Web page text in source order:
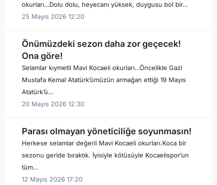
okurları…Dolu dolu, heyecanı yüksek, duygusu bol bir…
25 Mayıs 2026 12:20
Önümüzdeki sezon daha zor geçecek!
Ona göre!
Selamlar kıymetli Mavi Kocaeli okurları…Öncelikle Gazi
Mustafa Kemal Atatürk’ümüzün armağan ettiği 19 Mayıs
Atatürk’ü…
20 Mayıs 2026 12:30
Parası olmayan yöneticiliğe soyunmasın!
Herkese selamlar değerli Mavi Kocaeli okurları.Koca bir
sezonu geride bıraktık. İyisiyle kötüsüyle Kocaelispor’un
tüm…
12 Mayıs 2026 17:20